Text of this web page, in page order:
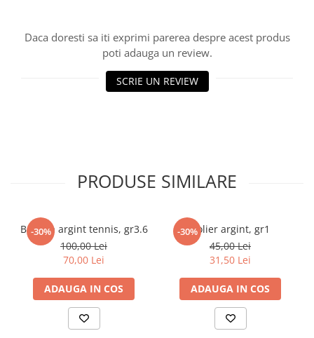
Daca doresti sa iti exprimi parerea despre acest produs
poti adauga un review.
SCRIE UN REVIEW
PRODUSE SIMILARE
-30%
Bratara argint tennis, gr3.6
100,00 Lei
70,00 Lei
ADAUGA IN COS
-30%Colier argint, gr1
45,00 Lei
31,50 Lei
ADAUGA IN COS